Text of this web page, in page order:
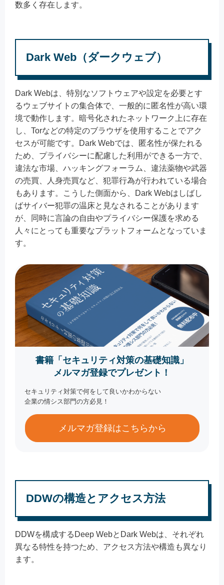
数多く存在します。
Dark Web（ダークウェブ）
Dark Webは、特別なソフトウェアや設定を必要とす
るウェブサイトの集合体で、一般的に匿名性が高い環
境で動作します。暗号化されたネットワーク上に存在
し、Torなどの特定のブラウザを使用することでアク
セスが可能です。Dark Webでは、匿名性が保たれる
ため、プライバシーに配慮した利用ができる一方で、
違法な市場、ハッキングフォーラム、違法薬物や武器
の売買、人身売買など、犯罪行為が行われている場合
もあります。こうした側面から、Dark Webはしばし
ばサイバー犯罪の温床と見なされることがあります
が、同時に言論の自由やプライバシー保護を求める
人々にとっても重要なプラットフォームとなっていま
す。
書籍「セキュリティ対策の基礎知識」
メルマガ登録でプレゼント！
セキュリティ対策で何をして良いかわからない
企業の情シス部門の方必見！
メルマガ登録はこちらから
DDWの構造とアクセス方法
DDWを構成するDeep WebとDark Webは、それぞれ
異なる特性を持つため、アクセス方法や構造も異なり
ます。